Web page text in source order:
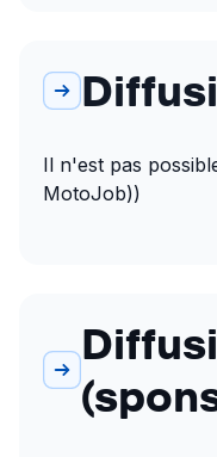
Il n'est pas
MotoJob))